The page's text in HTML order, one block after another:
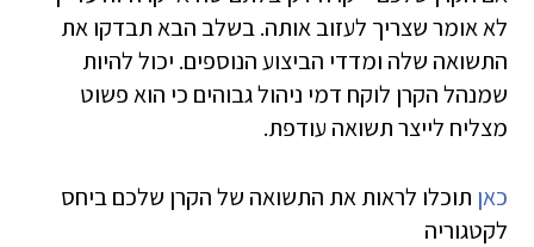
לא אומר שצריך לעזוב אותה. בשלב הבא תבדקו את
התשואה שלה ומדדי הביצוע הנוספים. יכול להיות
שמנהל הקרן לוקח דמי ניהול גבוהים כי הוא פשוט
מצליח לייצר תשואה עודפת.
כאן תוכלו לראות את התשואה של הקרן שלכם ביחס
לקטגוריה